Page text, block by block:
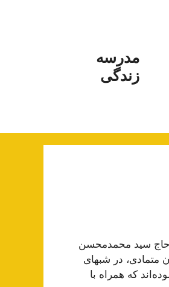
مدرسه
زندگی
حاج سید محمدمحسن
در شبهای
که همراه با